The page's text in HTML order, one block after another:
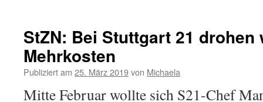
StZN: Bei Stuttgart 21 drohen
Mehrkosten
Publiziert am 25. März 2019von Michaela
Mitte Februar wollte sich S21-Chef